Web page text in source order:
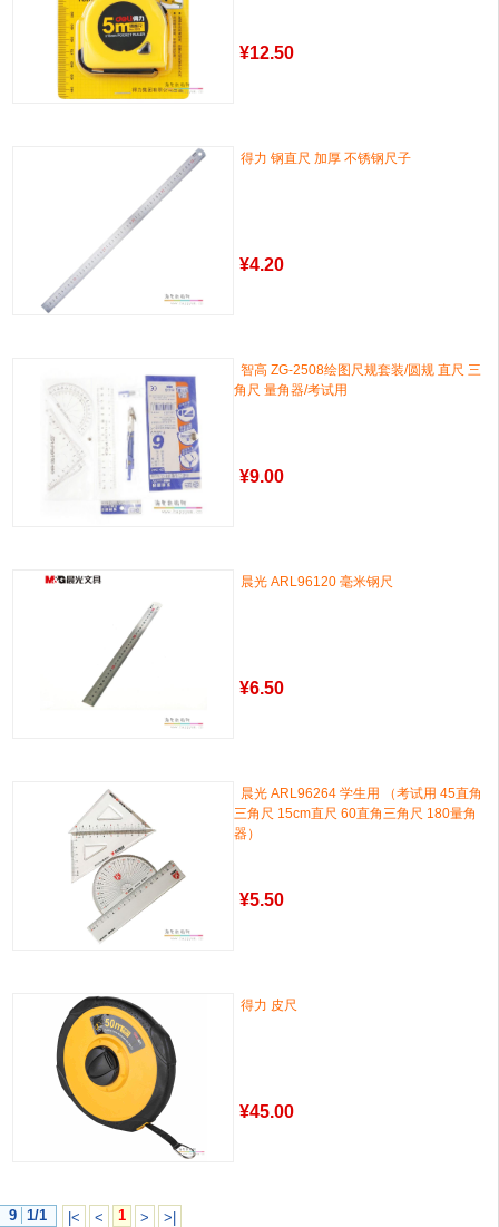
¥12.50
得力 钢直尺 加厚 不锈钢尺子
¥4.20
智高 ZG-2508绘图尺规套装/圆规 直尺 三
角尺 量角器/考试用
¥9.00
晨光 ARL96120 毫米钢尺
¥6.50
晨光 ARL96264 学生用 （考试用 45直角
三角尺 15cm直尺 60直角三角尺 180量角
器）
¥5.50
得力 皮尺
¥45.00
9 1/1 |< < 1 > >|